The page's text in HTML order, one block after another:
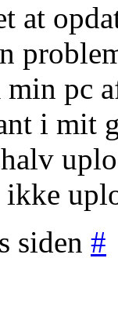
at
min pc
i mit
ikke
siden #